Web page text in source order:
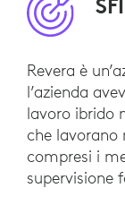
Revera è
l’azienda
lavoro ibrido
che lavorano
compresi i
supervisione